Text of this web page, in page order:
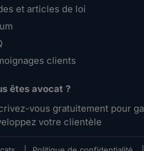
et articles de loi
clients
êtes avocat ?
vous gratuitement pour
votre clientèle